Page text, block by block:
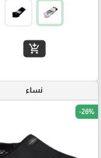
add_shopping_cart
نساء
-26%